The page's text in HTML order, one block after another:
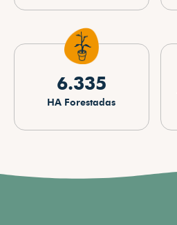
6.335
HA Forestadas